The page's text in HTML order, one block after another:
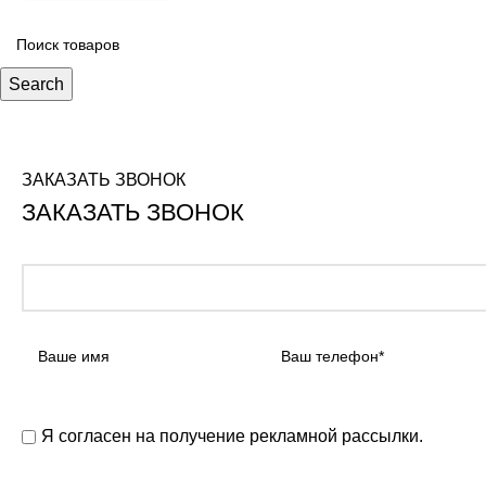
Search
ЗАКАЗАТЬ ЗВОНОК
ЗАКАЗАТЬ ЗВОНОК
Я согласен на получение рекламной рассылки.